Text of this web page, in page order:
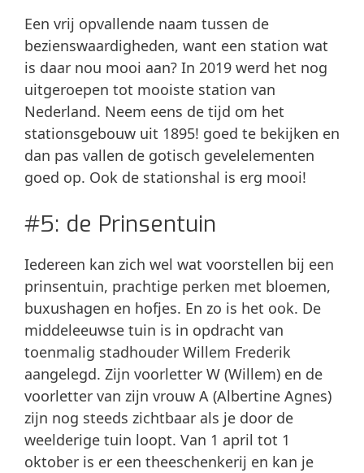
Een vrij opvallende naam tussen de
bezienswaardigheden, want een station wat
is daar nou mooi aan? In 2019 werd het nog
uitgeroepen tot mooiste station van
Nederland. Neem eens de tijd om het
stationsgebouw uit 1895! goed te bekijken en
dan pas vallen de gotisch gevelelementen
goed op. Ook de stationshal is erg mooi!
#5: de Prinsentuin
Iedereen kan zich wel wat voorstellen bij een
prinsentuin, prachtige perken met bloemen,
buxushagen en hofjes. En zo is het ook. De
middeleeuwse tuin is in opdracht van
toenmalig stadhouder Willem Frederik
aangelegd. Zijn voorletter W (Willem) en de
voorletter van zijn vrouw A (Albertine Agnes)
zijn nog steeds zichtbaar als je door de
weelderige tuin loopt. Van 1 april tot 1
oktober is er een theeschenkerij en kan je